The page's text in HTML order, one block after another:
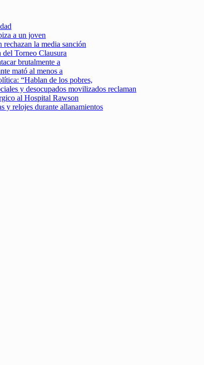
a un joven
la media sanción
del Torneo Clausura
brutalmente a
mató al menos a
“Hablan de los pobres,
y desocupados movilizados reclaman
al Hospital Rawson
y relojes durante allanamientos